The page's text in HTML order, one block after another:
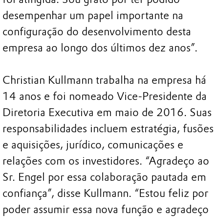
desempenhar um papel importante na
configuração do desenvolvimento desta
empresa ao longo dos últimos dez anos”.
Christian Kullmann trabalha na empresa há
14 anos e foi nomeado Vice-Presidente da
Diretoria Executiva em maio de 2016. Suas
responsabilidades incluem estratégia, fusões
e aquisições, jurídico, comunicações e
relações com os investidores. “Agradeço ao
Sr. Engel por essa colaboração pautada em
confiança”, disse Kullmann. “Estou feliz por
poder assumir essa nova função e agradeço